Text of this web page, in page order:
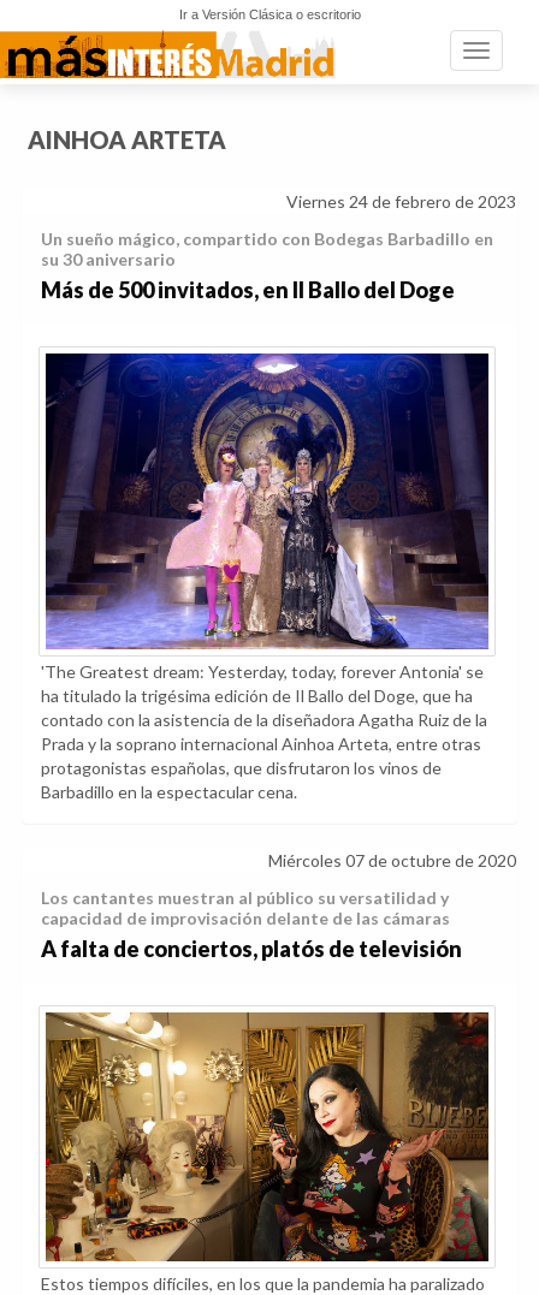
Ir a Versión Clásica o escritorio
Toggle
AINHOA ARTETA
Viernes 24 de febrero de 2023
Un sueño mágico, compartido con Bodegas Barbadillo en
su 30 aniversario
Más de 500 invitados, en Il Ballo del Doge
'The Greatest dream: Yesterday, today, forever Antonia' se
ha titulado la trigésima edición de Il Ballo del Doge, que ha
contado con la asistencia de la diseñadora Agatha Ruiz de la
Prada y la soprano internacional Ainhoa Arteta, entre otras
protagonistas españolas, que disfrutaron los vinos de
Barbadillo en la espectacular cena.
Miércoles 07 de octubre de 2020
Los cantantes muestran al público su versatilidad y
capacidad de improvisación delante de las cámaras
A falta de conciertos, platós de televisión
Estos tiempos difíciles, en los que la pandemia ha paralizado